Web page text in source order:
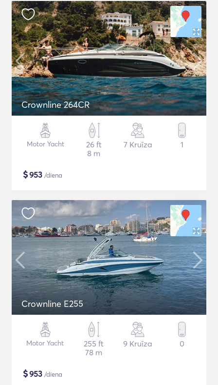
Crownline 264CR
Motor Yacht
26 ft
8 m
7 Kruīza 1
$953 /diena
Crownline E255
Motor Yacht
255 ft
78 m
9 Kruīza 0
$953 /diena